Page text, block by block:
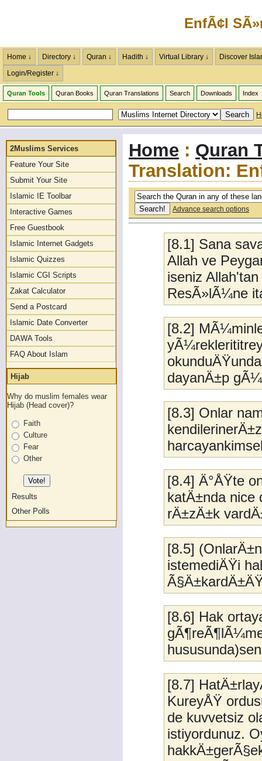
EnfÃ¢l
Home ↓ Directory ↓ Quran ↓ Hadith ↓ Virtual Library ↓
Discover
Login/Register ↓
Quran Tools Quran Books Quran Translations Search Downloads Index
2Muslims Services
Feature Your Site
Submit Your Site
Islamic IE Toolbar
Interactive Games
Free Guestbook
Islamic Internet Gadgets
Islamic Quizzes
Islamic CGI Scripts
Zakat Calculator
Send a Postcard
Islamic Date Converter
DAWA Tools
FAQ About Islam
Hijab
Why do muslim females wear
Hijab (Head cover)?
Faith
Culture
Fear
Other
Results
Other Polls
Home : Quran
Translation:
Advance search options
[8.1] Sana
Allah ve
iseniz
ResÃ»lÃ¼ne
[8.2]
dayanÄ±p
[8.3] Onlar
[8.4] Ä°ÅŸte
katÄ±nda nice
rÄ±zÄ±k
[8.5]
istemediÄŸi
[8.6] Hak
[8.7]
KureyÅŸ
de kuvvetsiz
istiyordunuz.